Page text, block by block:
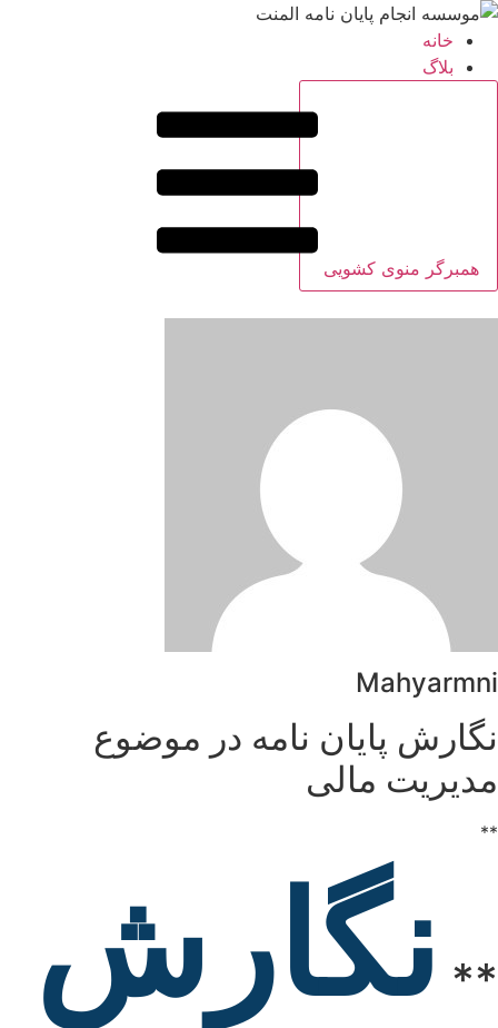
خانه
بلاگ
همبرگر منوی کشویی
Mahyarmni
نگارش پایان نامه در موضوع
مدیریت مالی
**
** نگارش